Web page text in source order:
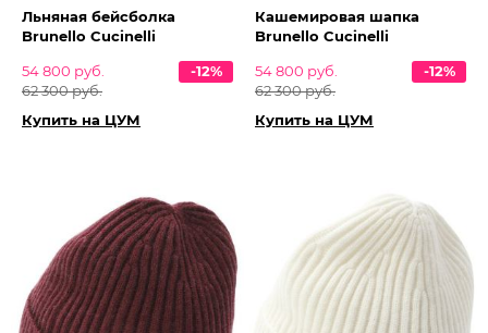
Льняная бейсболка
Brunello Cucinelli
54 800 руб.
62 300 руб.
-12%
Купить на ЦУМ
Кашемировая шапка
Brunello Cucinelli
54 800 руб.
62 300 руб.
-12%
Купить на ЦУМ